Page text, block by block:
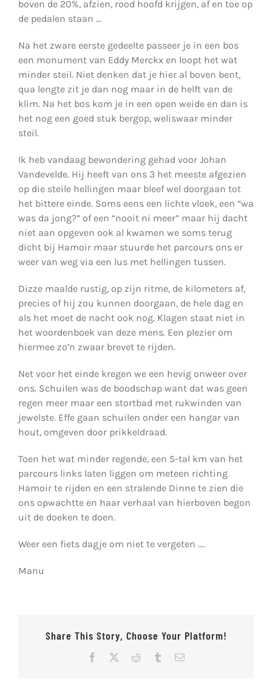
boven de 20%, afzien, rood hoofd krijgen, af en toe op
de pedalen staan …
Na het zware eerste gedeelte passeer je in een bos
een monument van Eddy Merckx en loopt het wat
minder steil. Niet denken dat je hier al boven bent,
qua lengte zit je dan nog maar in de helft van de
klim. Na het bos kom je in een open weide en dan is
het nog een goed stuk bergop, weliswaar minder
steil.
Ik heb vandaag bewondering gehad voor Johan
Vandevelde. Hij heeft van ons 3 het meeste afgezien
op die steile hellingen maar bleef wel doorgaan tot
het bittere einde. Soms eens een lichte vloek, een “wa
was da jong?” of een “nooit ni meer” maar hij dacht
niet aan opgeven ook al kwamen we soms terug
dicht bij Hamoir maar stuurde het parcours ons er
weer van weg via een lus met hellingen tussen.
Dizze maalde rustig, op zijn ritme, de kilometers af,
precies of hij zou kunnen doorgaan, de hele dag en
als het moet de nacht ook nog. Klagen staat niet in
het woordenboek van deze mens. Een plezier om
hiermee zo’n zwaar brevet te rijden.
Net voor het einde kregen we een hevig onweer over
ons. Schuilen was de boodschap want dat was geen
regen meer maar een stortbad met rukwinden van
jewelste. Effe gaan schuilen onder een hangar van
hout, omgeven door prikkeldraad.
Toen het wat minder regende, een 5-tal km van het
parcours links laten liggen om meteen richting
Hamoir te rijden en een stralende Dinne te zien die
ons opwachtte en haar verhaal van hierboven begon
uit de doeken te doen.
Weer een fiets dagje om niet te vergeten ….
Manu
Share This Story, Choose Your Platform!
Facebook Reddit TumblrE-